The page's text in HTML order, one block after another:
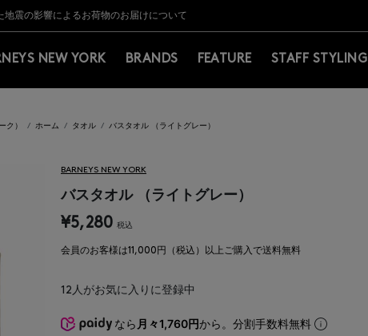
11,000円（税込）以上のお買上げで常時送料無料！お買い物の際は会員登録を！
交換承り一時停止のお知らせ】（2026.8.5）
地震の影響によるお荷物のお届けについて
SALEのご案内・ご注意事項
11,000円（税込）以上のお買上げで常時送料無料！お買い物の際は会員登録を！
交換承り一時停止のお知らせ】（2026.8.5）
NEW YORK BRANDS FEATURE STAFF STYLING
ク） ホーム タオル バスタオル （ライトグレー）
BARNEYS NEW YORK
バスタオル （ライトグレー）
¥5,280 税込
会員のお客様は11,000円（税込）以上ご購入で送料無料
12人がお気に入りに登録中
なら 月々1,760円から。分割手数料無料